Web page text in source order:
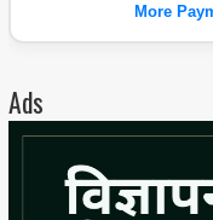
More
Ads